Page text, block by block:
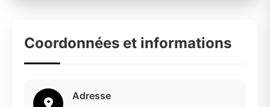
Coordonnées et informations
Adresse